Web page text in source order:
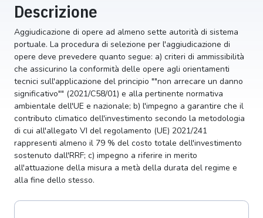
Descrizione
Aggiudicazione di opere ad almeno sette autorità di sistema
portuale. La procedura di selezione per l'aggiudicazione di
opere deve prevedere quanto segue: a) criteri di ammissibilità
che assicurino la conformità delle opere agli orientamenti
tecnici sull'applicazione del principio ""non arrecare un danno
significativo"" (2021/C58/01) e alla pertinente normativa
ambientale dell'UE e nazionale; b) l'impegno a garantire che il
contributo climatico dell'investimento secondo la metodologia
di cui all'allegato VI del regolamento (UE) 2021/241
rappresenti almeno il 79 % del costo totale dell'investimento
sostenuto dall'RRF; c) impegno a riferire in merito
all'attuazione della misura a metà della durata del regime e
alla fine dello stesso.